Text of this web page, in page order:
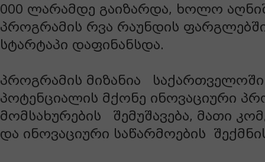
000 ლარამდე გაიზარდა, ხოლო
პროგრამის რვა რაუნდის
სტარტაპი დაფინანსდა.
პროგრამის მიზანია
პოტენციალის მქონე ინოვაციური
მომსახურების შემუშავება, მათი
და ინოვაციური საწარმოების